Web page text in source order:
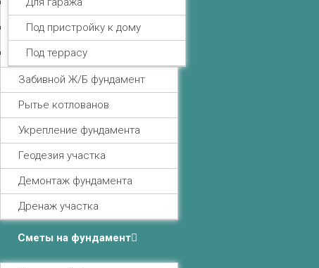
Под пристройку к дому
Под террасу
Забивной Ж/Б фундамент
Рытье котлованов
Укрепление фундамента
Геодезия участка
Демонтаж фундамента
Дренаж участка
Сметы на фундамент